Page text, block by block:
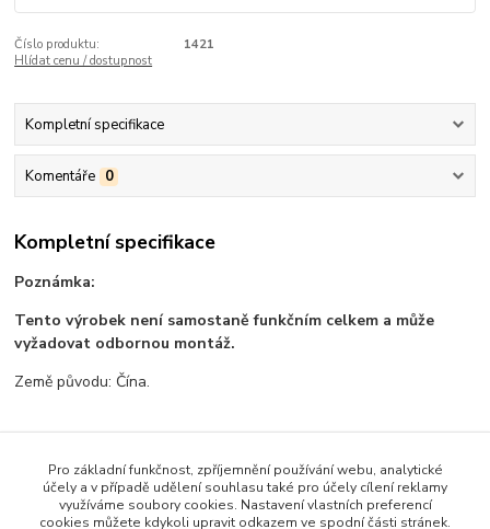
Číslo produktu:
1421
Hlídat cenu / dostupnost
Kompletní specifikace
Komentáře 0
Kompletní specifikace
Poznámka:
Tento výrobek není samostaně funkčním celkem a může
vyžadovat odbornou montáž.
Země původu: Čína.
Zboží zařazeno v kategoriích
Všechno zboží
Pro základní funkčnost, zpříjemnění používání webu, analytické
účely a v případě udělení souhlasu také pro účely cílení reklamy
využíváme soubory cookies. Nastavení vlastních preferencí
cookies můžete kdykoli upravit odkazem ve spodní části stránek.